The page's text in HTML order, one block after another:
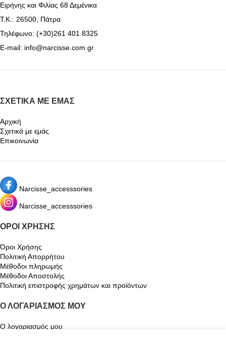
Ειρήνης και Φιλίας 68 Δεμένικα
Τ.Κ.: 26500, Πάτρα
Τηλέφωνο: (+30)261 401 8325
E-mail: info@narcisse.com.gr
ΣΧΕΤΙΚΆ ΜΕ ΕΜΆΣ
Αρχική
Σχετικά με εμάς
Επικοινωνία
Narcisse_accesssories
Narcisse_accesssories
ΌΡΟΙ ΧΡΉΣΗΣ
Όροι Χρήσης
Πολιτική Απορρήτου
Μέθοδοι πληρωμής
Μέθοδοι Αποστολής
Πολιτική επιστροφής χρημάτων και προϊόντων
Ο ΛΟΓΑΡΙΑΣΜΌΣ ΜΟΥ
Ο λογαριασμός μου